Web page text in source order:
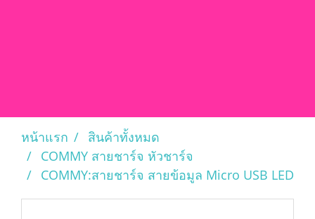
หน้าแรก
สินค้าทั้งหมด
COMMY สายชาร์จ หัวชาร์จ
COMMY:สายชาร์จ สายข้อมูล Micro USB LED